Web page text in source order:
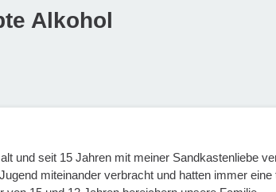
Alkohol
und seit 15 Jahren mit meiner Sandkastenliebe
miteinander verbracht und hatten immer